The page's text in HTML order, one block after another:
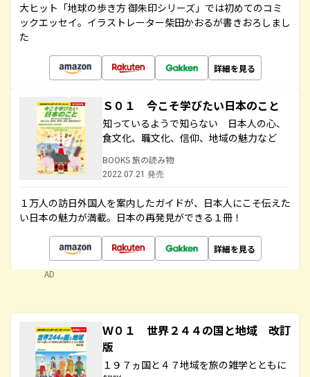
大ヒット「地球の歩き方 御朱印シリーズ」では初めてのコミ
ックエッセイ。イラストレーター柴田かおるが書きおろしまし
た
詳細を見る
Ｓ０１ 今こそ学びたい日本のこと
知っているようで知らない 日本人の心、
食文化、職文化、信仰、地域の魅力など
BOOKS 旅の読み物
2022.07.21 発売
１万人の訪日外国人を案内したガイドが、日本人にこそ伝えた
い日本の魅力が満載。日本の再発見ができる１冊！
詳細を見る
AD
Ｗ０１ 世界２４４の国と地域 改訂
版
１９７ヵ国と４７地域を旅の雑学とともに